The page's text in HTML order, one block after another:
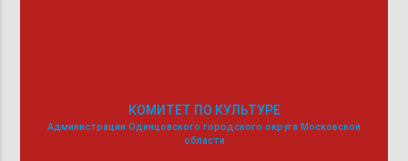
КОМИТЕТ ПО КУЛЬТУРЕ
Администрации Одинцовского городского округа Московской
области